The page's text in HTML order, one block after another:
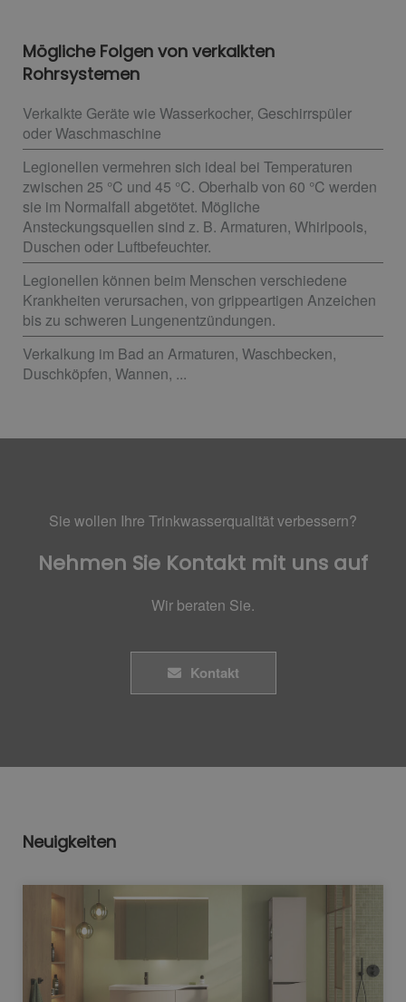
Mögliche Folgen von verkalkten
Rohrsystemen
Verkalkte Geräte wie Wasserkocher, Geschirrspüler
oder Waschmaschine
Legionellen vermehren sich ideal bei Temperaturen
zwischen 25 °C und 45 °C. Oberhalb von 60 °C werden
sie im Normalfall abgetötet. Mögliche
Ansteckungsquellen sind z. B. Armaturen, Whirlpools,
Duschen oder Luftbefeuchter.
Legionellen können beim Menschen verschiedene
Krankheiten verursachen, von grippeartigen Anzeichen
bis zu schweren Lungenentzündungen.
Verkalkung im Bad an Armaturen, Waschbecken,
Duschköpfen, Wannen, ...
Sie wollen Ihre Trinkwasserqualität verbessern?
Nehmen Sie Kontakt mit uns auf
Wir beraten Sie.
Kontakt
Neuigkeiten